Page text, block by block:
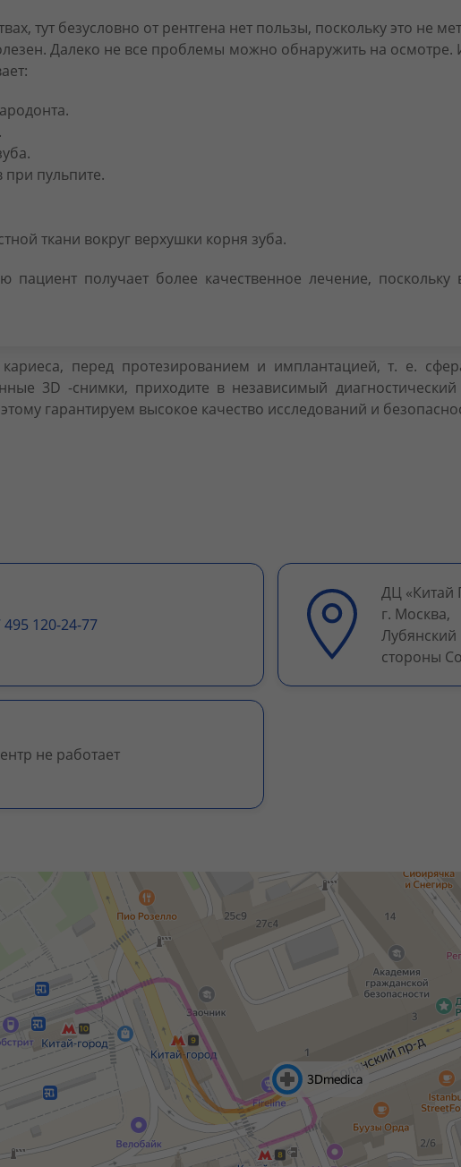
тут безусловно от рентгена нет пользы, поскольку это не
Далеко не все проблемы можно обнаружить на осмотре.
при пульпите.
ткани вокруг верхушки корня зуба.
пациент получает более качественное лечение,
перед протезированием и имплантацией, т. е.
3D -снимки, приходите в независимый диагностический
гарантируем высокое качество исследований и
495 120-24-77
ДЦ «Китай
г. Москва,
Лубянский
стороны
не работает